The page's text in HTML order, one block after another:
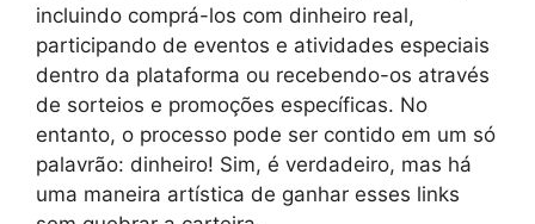
incluindo comprá-los com dinheiro real,
participando de eventos e atividades especiais
dentro da plataforma ou recebendo-os através
de sorteios e promoções específicas. No
entanto, o processo pode ser contido em um só
palavrão: dinheiro! Sim, é verdadeiro, mas há
uma maneira artística de ganhar esses links